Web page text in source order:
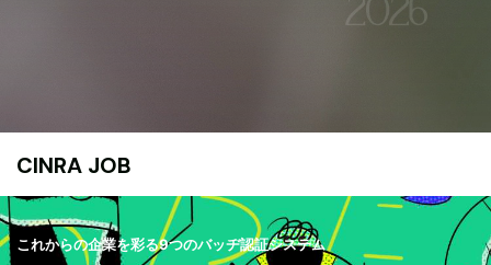
CINRA JOB
これからの企業を彩る9つのバッヂ認証システム